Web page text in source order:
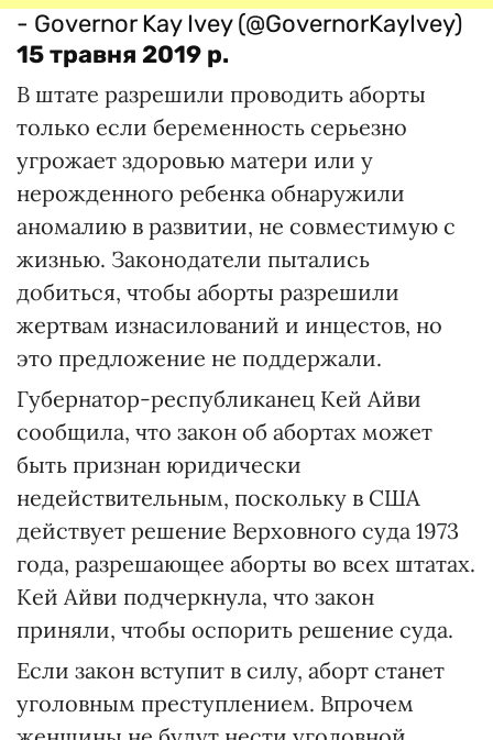
- Governor Kay Ivey (@GovernorKayIvey)
15 травня 2019 р.
В штате разрешили проводить аборты
только если беременность серьезно
угрожает здоровью матери или у
нерожденного ребенка обнаружили
аномалию в развитии, не совместимую с
жизнью. Законодатели пытались
добиться, чтобы аборты разрешили
жертвам изнасилований и инцестов, но
это предложение не поддержали.
Губернатор-республиканец Кей Айви
сообщила, что закон об абортах может
быть признан юридически
недействительным, поскольку в США
действует решение Верховного суда 1973
года, разрешающее аборты во всех штатах.
Кей Айви подчеркнула, что закон
приняли, чтобы оспорить решение суда.
Если закон вступит в силу, аборт станет
уголовным преступлением. Впрочем